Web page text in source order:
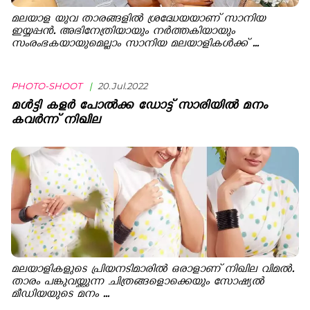
മലയാള യുവ താരങ്ങളിൽ ശ്രദ്ധേയയാണ് സാനിയ
ഇയ്യപ്പൻ. അഭിനേത്രിയായും നർത്തകിയായും
സംരംഭകയായുമെല്ലാം സാനിയ മലയാളികൾക്ക് ...
PHOTO-SHOOT | 20.Jul.2022
മൾട്ടി കളർ പോൽക്ക ഡോട്ട് സാരിയിൽ മനം
കവർന്ന് നിഖില
മലയാളികളുടെ പ്രിയനടിമാരിൽ ഒരാളാണ് നിഖില വിമൽ.
താരം പങ്കുവയ്ക്കുന്ന ചിത്രങ്ങളൊക്കെയും സോഷ്യൽ
മീഡിയയുടെ മനം ...